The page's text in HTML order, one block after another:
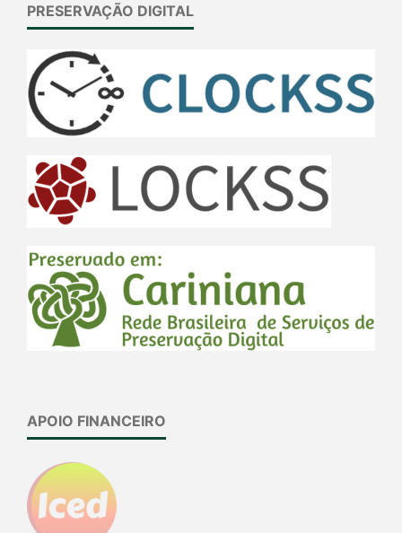
PRESERVAÇÃO DIGITAL
APOIO FINANCEIRO